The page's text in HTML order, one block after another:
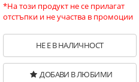
*На този продукт не се прилагат
отстъпки и не участва в промоции
НЕ Е В НАЛИЧНОСТ
ДОБАВИ В ЛЮБИМИ